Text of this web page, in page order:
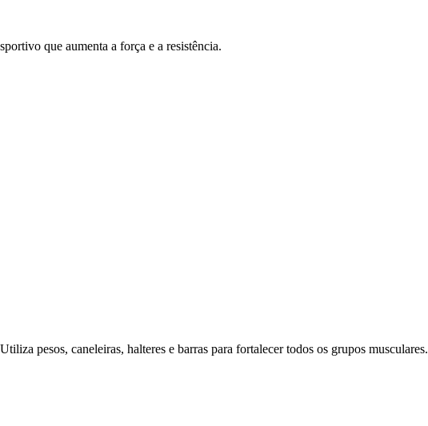
que aumenta a força e a resistência.
pesos, caneleiras, halteres e barras para fortalecer todos os grupos musculares.